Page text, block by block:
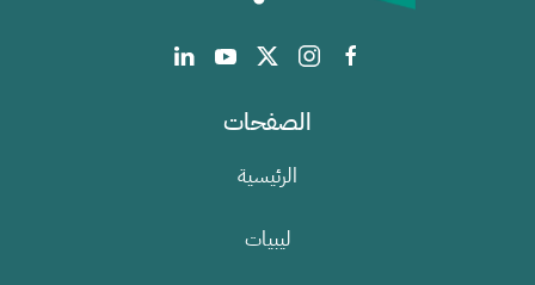
الصفحات
الرئيسية
ليبيات